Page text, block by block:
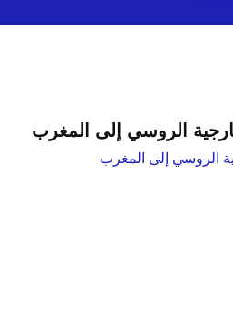
الروسي إلى المغرب